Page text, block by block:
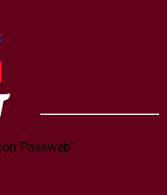
Passweb”